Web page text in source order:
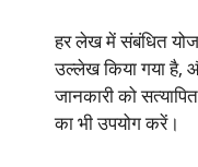
हर लेख में संबंधित
उल्लेख किया गया
जानकारी को
का भी उपयोग करें।